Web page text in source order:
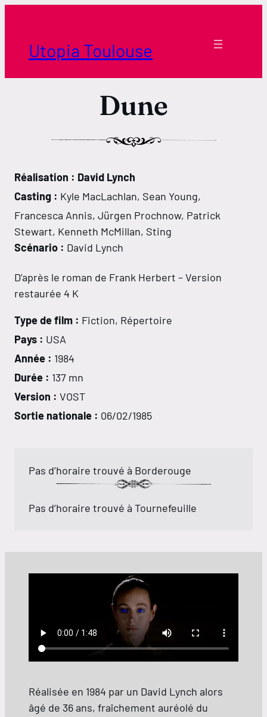
contenuUtopia Toulouse
Horaires Borderouge
Horaires Tournefeuille
Dune
Réalisation : David Lynch
Casting : Kyle MacLachlan, Sean Young,
Francesca Annis, Jürgen Prochnow, Patrick
Stewart, Kenneth McMillan, Sting
Scénario : David Lynch
D’après le roman de Frank Herbert – Version
restaurée 4 K
Type de film : Fiction, Répertoire
Pays : USA
Année : 1984
Durée : 137 mn
Version : VOST
Sortie nationale : 06/02/1985
Pas d’horaire trouvé à Borderouge
Pas d’horaire trouvé à Tournefeuille
Réalisée en 1984 par un David Lynch alors
âgé de 36 ans, fraîchement auréolé du